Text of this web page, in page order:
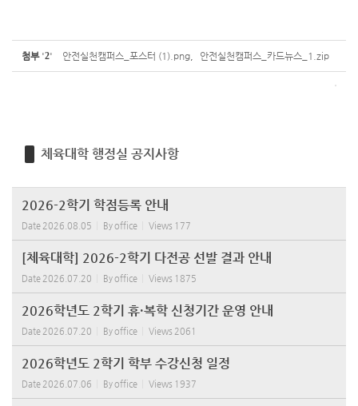
첨부 '2' 안전실천캠퍼스_포스터 (1).png 안전실천캠퍼스_카드뉴스_1.zip
체육대학 행정실 공지사항
2026-2학기 학점등록 안내
Date 2026.08.05 Byoffice Views 177
[체육대학] 2026-2학기 다전공 선발 결과 안내
Date 2026.07.20 Byoffice Views 1875
2026학년도 2학기 휴·복학 신청기간 운영 안내
Date 2026.07.20 Byoffice Views 2061
2026학년도 2학기 학부 수강신청 일정
Date 2026.07.06 Byoffice Views 1937